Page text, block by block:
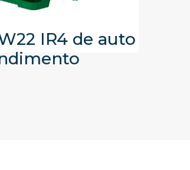
IR4 de auto